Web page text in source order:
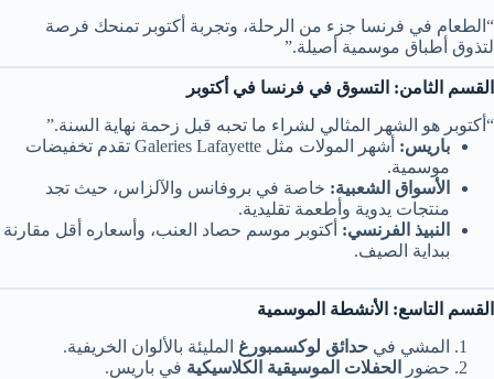
“الطعام في فرنسا جزء من الرحلة، وتجربة أكتوبر تمنحك فرصة
لتذوق أطباق موسمية أصيلة.”
القسم الثامن: التسوق في فرنسا في أكتوبر
“أكتوبر هو الشهر المثالي لشراء ما تحبه قبل زحمة نهاية السنة.”
باريس:
أشهر المولات مثل Galeries Lafayette تقدم تخفيضات
موسمية.
الأسواق الشعبية: خاصة في بروفانس والآلزاس، حيث تجد
منتجات يدوية وأطعمة تقليدية.
النبيذ الفرنسي: أكتوبر موسم حصاد العنب، وأسعاره أقل مقارنة
ببداية الصيف.
القسم التاسع: الأنشطة الموسمية
المشي في حدائق لوكسمبورغ المليئة بالألوان الخريفية.
حضور
الحفلات الموسيقية الكلاسيكية في باريس.